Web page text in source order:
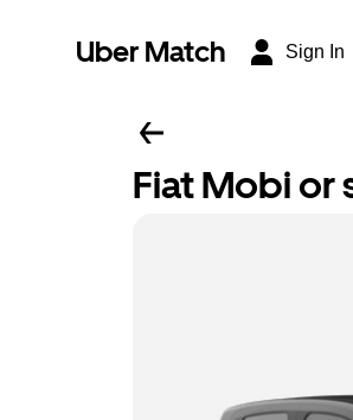
Uber Match Sign In
Fiat Mobi or